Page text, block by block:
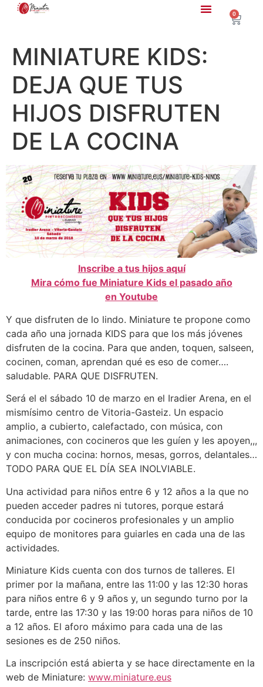
0
MINIATURE KIDS:
DEJA QUE TUS
HIJOS DISFRUTEN
DE LA COCINA
Inscribe a tus hijos aquí
Mira cómo fue Miniature Kids el pasado año
en Youtube
Y que disfruten de lo lindo. Miniature te propone como
cada año una jornada KIDS para que los más jóvenes
disfruten de la cocina. Para que anden, toquen, salseen,
cocinen, coman, aprendan qué es eso de comer….
saludable. PARA QUE DISFRUTEN.
Será el el sábado 10 de marzo en el Iradier Arena, en el
mismísimo centro de Vitoria-Gasteiz. Un espacio
amplio, a cubierto, calefactado, con música, con
animaciones, con cocineros que les guíen y les apoyen,,,
y con mucha cocina: hornos, mesas, gorros, delantales…
TODO PARA QUE EL DÍA SEA INOLVIABLE.
Una actividad para niños entre 6 y 12 años a la que no
pueden acceder padres ni tutores, porque estará
conducida por cocineros profesionales y un amplio
equipo de monitores para guiarles en cada una de las
actividades.
Miniature Kids cuenta con dos turnos de talleres. El
primer por la mañana, entre las 11:00 y las 12:30 horas
para niños entre 6 y 9 años y, un segundo turno por la
tarde, entre las 17:30 y las 19:00 horas para niños de 10
a 12 años. El aforo máximo para cada una de las
sesiones es de 250 niños.
La inscripción está abierta y se hace directamente en la
web de Miniature: www.miniature.eus